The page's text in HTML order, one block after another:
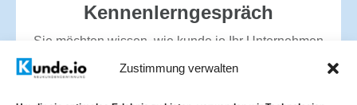
Zustimmung verwalten
Kennenlerngespräch
Sie möchten wissen, wie kunde.io Ihr Unternehmen
digital unterstützen kann?